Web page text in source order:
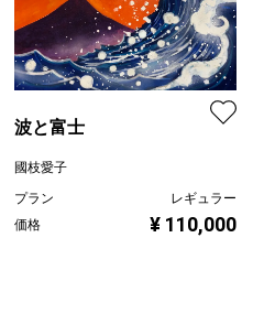
波と富士
國枝愛子
プラン
レギュラー
価格
¥ 110,000